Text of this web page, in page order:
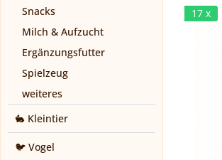
Snacks
Milch & Aufzucht
Ergänzungsfutter
Spielzeug
weiteres
🐇 Kleintier
🐦 Vogel
17 x